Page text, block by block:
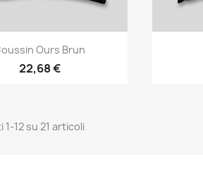
Anteprima
Ours Brun
22,68 €
1-12 su 21 articoli